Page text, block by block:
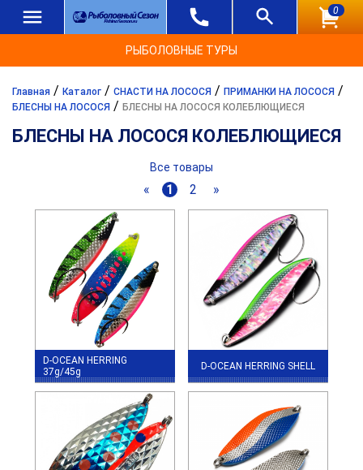
0
РЫБОЛОВНЫЕ ТУРЫ
Главная / Каталог / СНАСТИ НА ЛОСОСЯ / ПРИМАНКИ НА ЛОСОСЯ /
БЛЕСНЫ НА ЛОСОСЯ / БЛЕСНЫ НА ЛОСОСЯ КОЛЕБЛЮЩИЕСЯ
БЛЕСНЫ НА ЛОСОСЯ КОЛЕБЛЮЩИЕСЯ
Все товары
« 1 2 »
D-OCEAN HERRING
37g/45g
D-OCEAN HERRING SHELL